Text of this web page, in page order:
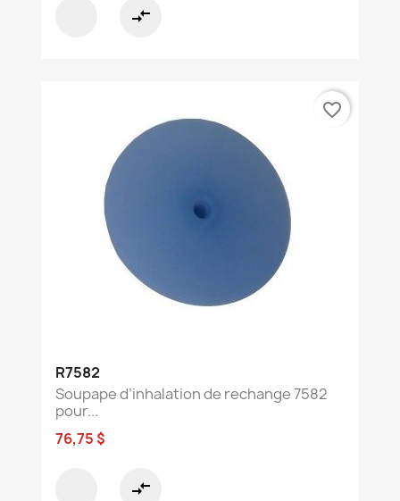
compare_arrows
R7582
Soupape d’inhalation de rechange 7582
pour...
76,75 $
compare_arrows
favorite_border